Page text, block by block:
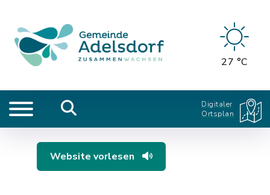
27 °C
Digitaler
Ortsplan
Website vorlesen